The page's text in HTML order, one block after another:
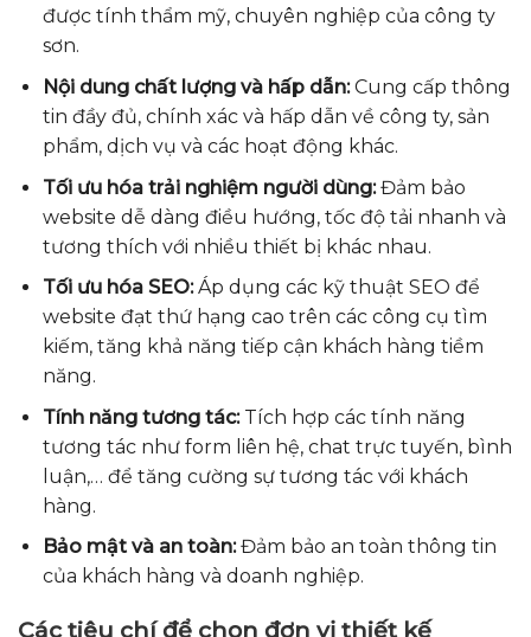
được tính thẩm mỹ, chuyên nghiệp của công ty
sơn.
Nội dung chất lượng và hấp dẫn:Cung cấp thông
tin đầy đủ, chính xác và hấp dẫn về công ty, sản
phẩm, dịch vụ và các hoạt động khác.
Tối ưu hóa trải nghiệm người dùng:Đảm bảo
website dễ dàng điều hướng, tốc độ tải nhanh và
tương thích với nhiều thiết bị khác nhau.
Tối ưu hóa SEO:Áp dụng các kỹ thuật SEO để
website đạt thứ hạng cao trên các công cụ tìm
kiếm, tăng khả năng tiếp cận khách hàng tiềm
năng.
Tính năng tương tác:Tích hợp các tính năng
tương tác như form liên hệ, chat trực tuyến, bình
luận,… để tăng cường sự tương tác với khách
hàng.
Bảo mật và an toàn:Đảm bảo an toàn thông tin
của khách hàng và doanh nghiệp.
Các tiêu chí để chọn đơn vị thiết kế